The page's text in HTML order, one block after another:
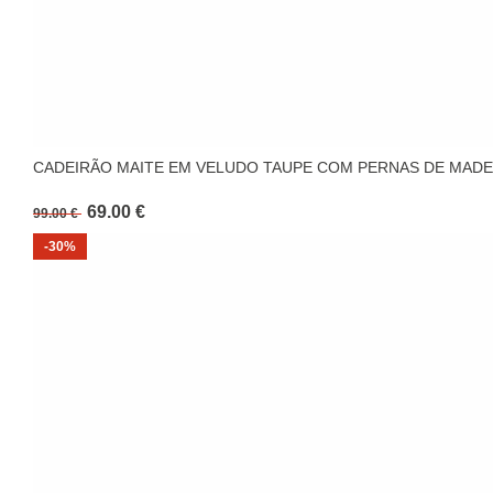
CADEIRÃO MAITE EM VELUDO TAUPE COM PERNAS DE
99.00 € 69.00 €
-30%